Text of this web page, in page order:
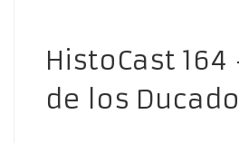
HistoCast 164
de los